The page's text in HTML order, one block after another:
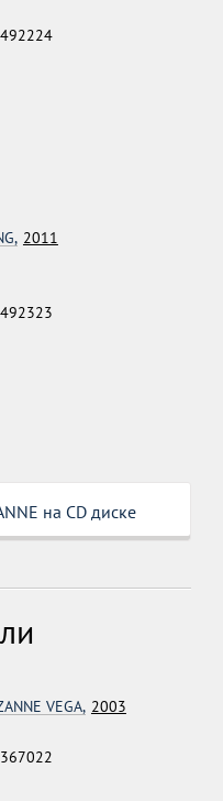
2011
на CD диске
VEGA, 2003